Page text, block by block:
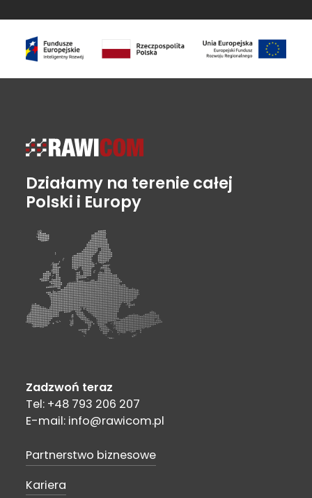
Działamy na terenie całej
Polski i Europy
Zadzwoń teraz
Tel: +48 793 206 207
E-mail: info@rawicom.pl
Partnerstwo biznesowe
Kariera